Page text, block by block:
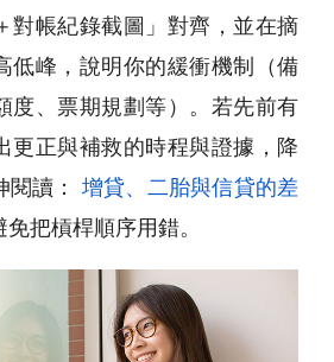
對帳紀錄截圖」對齊，並在摘
低峰，說明你的緩衝機制（備
度、票期規劃等）。若先前有
更正與補救的時程與證據，降
讀：
增貸、二胎與信貸的差
免把槓桿順序用錯。